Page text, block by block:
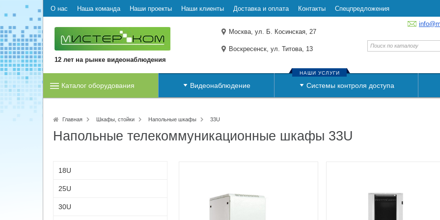
О нас Наша команда Наши проекты Наши клиенты Доставка и оплата Контакты Спецпредложения
12 лет на рынке видеонаблюдения
Москва, ул. Б. Косинская, 27
Воскресенск, ул. Титова, 13
Каталог оборудования Видеонаблюдение Системы контроля доступа
НАШИ УСЛУГИ
Главная Шкафы, стойки Напольные шкафы 33U
Напольные телекоммуникационные шкафы 33U
18U
25U
30U